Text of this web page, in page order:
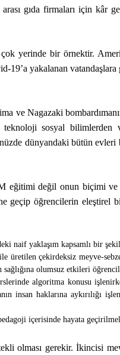
gıda firmaları için kâr
yerinde bir örnektir.
19’a yakalanan
ve Nagazaki
sosyal bilimlerden
dünyandaki bütün evleri
eğitimi değil onun biçimi
geçip öğrencilerin eleştirel
naif yaklaşım kapsamlı bir
üretilen çekirdeksiz meyve-
olumsuz etkileri
algoritma konusu
insan haklarına aykırılığı
içerisinde hayata
olması gerekir. İkincisi